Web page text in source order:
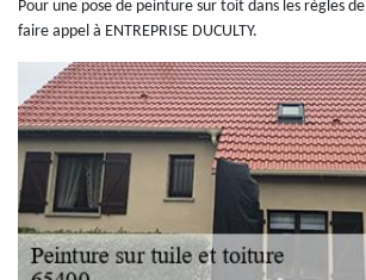
Pour une pose de peinture sur toit dans les règles
faire appel à ENTREPRISE DUCULTY.